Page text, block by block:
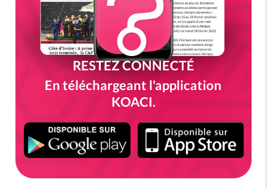
RESTEZ CONNECTÉ
En téléchargeant l'application
KOACI.